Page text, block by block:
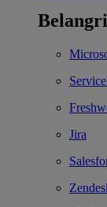
Jira